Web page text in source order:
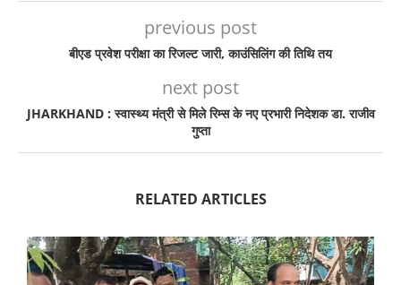
previous post
बीएड प्रवेश परीक्षा का रिजल्ट जारी, काउंसिलिंग की तिथि तय
next post
JHARKHAND : स्वास्थ्य मंत्री से मिले रिम्स के नए प्रभारी निदेशक डा. राजीव
गुप्ता
RELATED ARTICLES